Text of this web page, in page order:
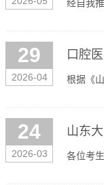
经自我
29
2026-04
口腔
根据《
24
2026-03
山东
各位考